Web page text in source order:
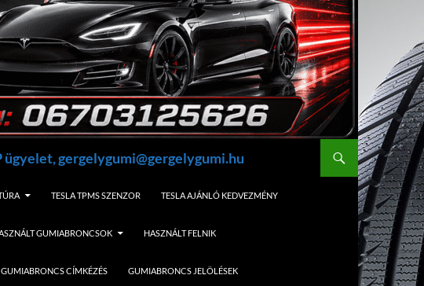
gergelygumi@gergelygumi.hu
TESLA TPMS SZENZOR TESLA AJÁNLÓ KEDVEZMÉNY
GUMIABRONCSOK HASZNÁLT FELNIK
GUMIABRONCS CÍMKÉZÉS GUMIABRONCS JELÖLÉSEK